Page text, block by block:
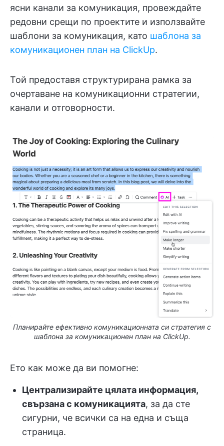
ясни канали за комуникация, провеждайте
редовни срещи по проектите и използвайте
шаблони за комуникация, като шаблона за
комуникационен план на ClickUp.
Той предоставя структурирана рамка за
очертаване на комуникационни стратегии,
канали и отговорности.
Планирайте ефективно комуникационната си стратегия с
шаблона за комуникационен план на ClickUp.
Ето как може да ви помогне:
Централизирайте цялата информация,
свързана с комуникацията, за да сте
сигурни, че всички са на една и съща
страница.